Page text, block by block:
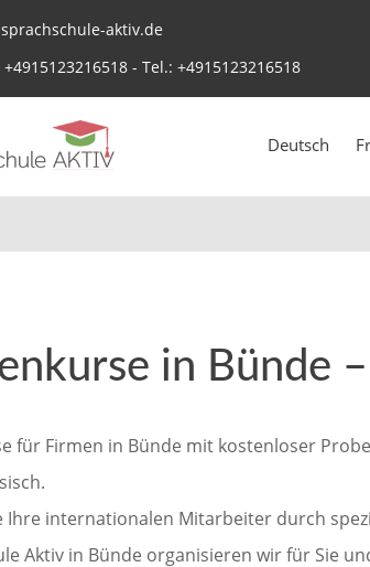
aktiv.de
- Tel.: +4915123216518
Deutsch
in Bünde
für Firmen in Bünde mit kostenloser
Ihre internationalen Mitarbeiter durch
Aktiv in Bünde organisieren wir für Sie